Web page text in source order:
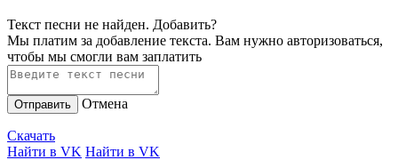
Текст песни не найден. Добавить?
Мы платим за добавление текста. Вам нужно авторизоваться,
чтобы мы смогли вам заплатить
Отправить Отмена
Скачать
Найти в VK Найти в VK